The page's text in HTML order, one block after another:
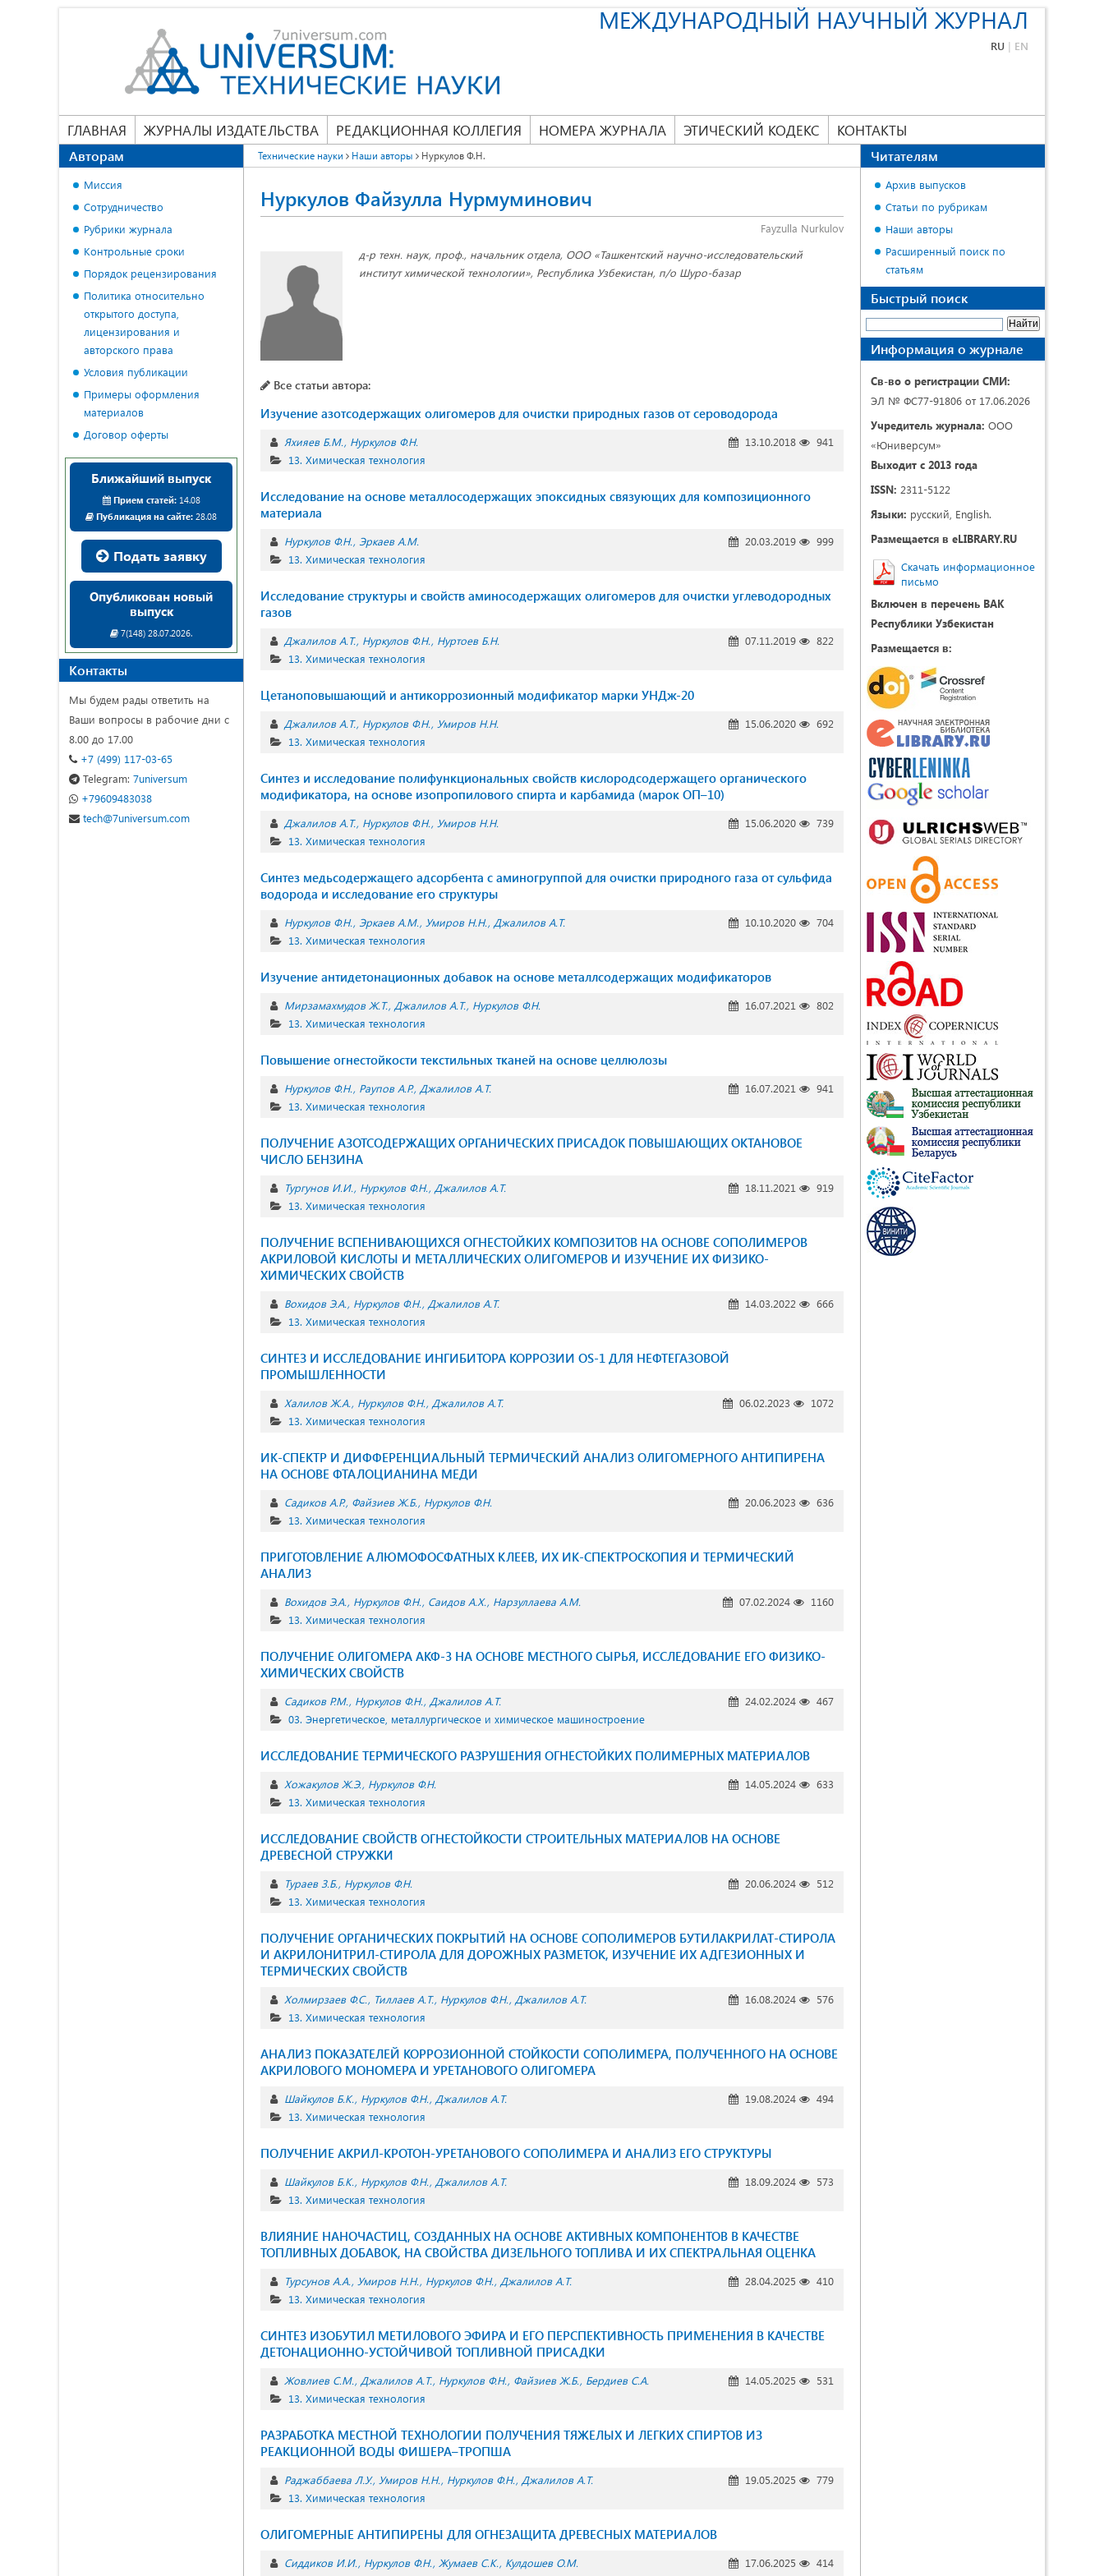
МЕЖДУНАРОДНЫЙ НАУЧНЫЙ ЖУРНАЛ
RU | EN
ГЛАВНАЯ ЖУРНАЛЫ ИЗДАТЕЛЬСТВА РЕДАКЦИОННАЯ КОЛЛЕГИЯ НОМЕРА ЖУРНАЛА ЭТИЧЕСКИЙ КОДЕКС КОНТАКТЫ
Технические науки Наши авторы Нуркулов Ф.Н.
Нуркулов Файзулла Нурмуминович
Fayzulla Nurkulov
д-р техн. наук, проф., начальник отдела, ООО «Ташкентский научно-исследовательский
институт химической технологии», Республика Узбекистан, п/о Шуро-базар
Все статьи автора:
Изучение азотсодержащих олигомеров для очистки природных газов от сероводорода
Яхияев Б.М. Нуркулов Ф.Н. 13.10.2018
941
13. Химическая технология
Исследование на основе металлосодержащих эпоксидных связующих для композиционного
материала
Нуркулов Ф.Н. Эркаев А.М. 20.03.2019
999
13. Химическая технология
Исследование структуры и свойств аминосодержащих олигомеров для очистки углеводородных
газов
Джалилов А.Т. Нуркулов Ф.Н. Нуртоев Б.Н. 07.11.2019
822
13. Химическая технология
Цетаноповышающий и антикоррозионный модификатор марки УНДж-20
Джалилов А.Т. Нуркулов Ф.Н. Умиров Н.Н. 15.06.2020
692
13. Химическая технология
Cинтез и исследование полифункциональных свойств кислородсодержащего органического
модификатора, на основе изопропилового спирта и карбамида (марок ОП–10)
Джалилов А.Т. Нуркулов Ф.Н. Умиров Н.Н. 15.06.2020
739
13. Химическая технология
Синтез медьсодержащего адсорбента с аминогруппой для очистки природного газа от сульфида
водорода и исследование его структуры
Нуркулов Ф.Н. Эркаев А.М. Умиров Н.Н. Джалилов А.Т. 10.10.2020
704
13. Химическая технология
Изучение антидетонационных добавок на основе металлсодержащих модификаторов
Мирзамахмудов Ж.Т. Джалилов А.Т. Нуркулов Ф.Н. 16.07.2021
802
13. Химическая технология
Повышение огнестойкости текстильных тканей на основе целлюлозы
Нуркулов Ф.Н. Раупов А.Р. Джалилов А.Т. 16.07.2021
941
13. Химическая технология
ПОЛУЧЕНИЕ АЗОТСОДЕРЖАЩИХ ОРГАНИЧЕСКИХ ПРИСАДОК ПОВЫШАЮЩИХ ОКТАНОВОЕ
ЧИСЛО БЕНЗИНА
Тургунов И.И. Нуркулов Ф.Н. Джалилов А.Т. 18.11.2021
919
13. Химическая технология
ПОЛУЧЕНИЕ ВСПЕНИВАЮЩИХСЯ ОГНЕСТОЙКИХ КОМПОЗИТОВ НА ОСНОВЕ СОПОЛИМЕРОВ
АКРИЛОВОЙ КИСЛОТЫ И МЕТАЛЛИЧЕСКИХ ОЛИГОМЕРОВ И ИЗУЧЕНИЕ ИХ ФИЗИКО-
ХИМИЧЕСКИХ СВОЙСТВ
Вохидов Э.А. Нуркулов Ф.Н. Джалилов А.Т. 14.03.2022
666
13. Химическая технология
CИНТЕЗ И ИССЛЕДОВАНИЕ ИНГИБИТОРА КОРРОЗИИ OS-1 ДЛЯ НЕФТЕГАЗОВОЙ
ПРОМЫШЛЕННОСТИ
Халилов Ж.А. Нуркулов Ф.Н. Джалилов А.Т. 06.02.2023
1072
13. Химическая технология
ИК-СПЕКТР И ДИФФЕРЕНЦИАЛЬНЫЙ ТЕРМИЧЕСКИЙ АНАЛИЗ ОЛИГОМЕРНОГО АНТИПИРЕНА
НА ОСНОВЕ ФТАЛОЦИАНИНА МЕДИ
Садиков А.Р. Файзиев Ж.Б. Нуркулов Ф.Н. 20.06.2023
636
13. Химическая технология
ПРИГОТОВЛЕНИЕ АЛЮМОФОСФАТНЫХ КЛЕЕВ, ИХ ИК-СПЕКТРОСКОПИЯ И ТЕРМИЧЕСКИЙ
АНАЛИЗ
Вохидов Э.А. Нуркулов Ф.Н. Саидов А.Х. Нарзуллаева А.М. 07.02.2024
1160
13. Химическая технология
ПОЛУЧЕНИЕ ОЛИГОМЕРА АКФ-3 НА ОСНОВЕ МЕСТНОГО СЫРЬЯ, ИССЛЕДОВАНИЕ ЕГО ФИЗИКО-
ХИМИЧЕСКИХ СВОЙСТВ
Садиков Р.М. Нуркулов Ф.Н. Джалилов А.Т. 24.02.2024
467
03. Энергетическое, металлургическое и химическое машиностроение
ИССЛЕДОВАНИЕ ТЕРМИЧЕСКОГО РАЗРУШЕНИЯ ОГНЕСТОЙКИХ ПОЛИМЕРНЫХ МАТЕРИАЛОВ
Хожакулов Ж.Э. Нуркулов Ф.Н. 14.05.2024
633
13. Химическая технология
ИССЛЕДОВАНИЕ СВОЙСТВ ОГНЕСТОЙКОСТИ СТРОИТЕЛЬНЫХ МАТЕРИАЛОВ НА ОСНОВЕ
ДРЕВЕСНОЙ СТРУЖКИ
Тураев З.Б. Нуркулов Ф.Н. 20.06.2024
512
13. Химическая технология
ПОЛУЧЕНИЕ ОРГАНИЧЕСКИХ ПОКРЫТИЙ НА ОСНОВЕ СОПОЛИМЕРОВ БУТИЛАКРИЛАТ-СТИРОЛА
И АКРИЛОНИТРИЛ-СТИРОЛА ДЛЯ ДОРОЖНЫХ РАЗМЕТОК, ИЗУЧЕНИЕ ИХ АДГЕЗИОННЫХ И
ТЕРМИЧЕСКИХ СВОЙСТВ
Холмирзаев Ф.С. Тиллаев А.Т. Нуркулов Ф.Н. Джалилов А.Т. 16.08.2024
576
13. Химическая технология
АНАЛИЗ ПОКАЗАТЕЛЕЙ КОРРОЗИОННОЙ СТОЙКОСТИ СОПОЛИМЕРА, ПОЛУЧЕННОГО НА ОСНОВЕ
АКРИЛОВОГО МОНОМЕРА И УРЕТАНОВОГО ОЛИГОМЕРА
Шайкулов Б.К. Нуркулов Ф.Н. Джалилов А.Т. 19.08.2024
494
13. Химическая технология
ПОЛУЧЕНИЕ АКРИЛ-КРОТОН-УРЕТАНОВОГО СОПОЛИМЕРА И АНАЛИЗ ЕГО СТРУКТУРЫ
Шайкулов Б.К. Нуркулов Ф.Н. Джалилов А.Т. 18.09.2024
573
13. Химическая технология
ВЛИЯНИЕ НАНОЧАСТИЦ, СОЗДАННЫХ НА ОСНОВЕ АКТИВНЫХ КОМПОНЕНТОВ В КАЧЕСТВЕ
ТОПЛИВНЫХ ДОБАВОК, НА СВОЙСТВА ДИЗЕЛЬНОГО ТОПЛИВА И ИХ СПЕКТРАЛЬНАЯ ОЦЕНКА
Турсунов А.А. Умиров Н.Н. Нуркулов Ф.Н. Джалилов А.Т. 28.04.2025
410
13. Химическая технология
СИНТЕЗ ИЗОБУТИЛ МЕТИЛОВОГО ЭФИРА И ЕГО ПЕРСПЕКТИВНОСТЬ ПРИМЕНЕНИЯ В КАЧЕСТВЕ
ДЕТОНАЦИОННО-УСТОЙЧИВОЙ ТОПЛИВНОЙ ПРИСАДКИ
Жовлиев С.М. Джалилов А.Т. Нуркулов Ф.Н. Файзиев Ж.Б. Бердиев С.А. 14.05.2025
531
13. Химическая технология
РАЗРАБОТКА МЕСТНОЙ ТЕХНОЛОГИИ ПОЛУЧЕНИЯ ТЯЖЕЛЫХ И ЛЕГКИХ СПИРТОВ ИЗ
РЕАКЦИОННОЙ ВОДЫ ФИШЕРА–ТРОПША
Раджаббаева Л.У. Умиров Н.Н. Нуркулов Ф.Н. Джалилов А.Т. 19.05.2025
779
13. Химическая технология
ОЛИГОМЕРНЫЕ АНТИПИРЕНЫ ДЛЯ ОГНЕЗАЩИТА ДРЕВЕСНЫХ МАТЕРИАЛОВ
Сиддиков И.И. Нуркулов Ф.Н. Жумаев С.К. Кулдошев О.М. 17.06.2025
414
Авторам
Миссия
Сотрудничество
Рубрики журнала
Контрольные сроки
Порядок рецензирования
Политика относительно
открытого доступа,
лицензирования и
авторского права
Условия публикации
Примеры оформления
материалов
Договор оферты
Ближайший выпуск
Прием статей:14.08
Публикация на сайте: 28.08
Подать заявку
Опубликован новый
выпуск
7(148) 28.07.2026.
Контакты
Мы будем рады ответить на
Ваши вопросы в рабочие дни с
8.00 до 17.00
+7 (499) 117-03-65
Telegram: 7universum
+79609483038
tech@7universum.com
Читателям
Архив выпусков
Статьи по рубрикам
Наши авторы
Расширенный поиск по
статьям
Быстрый поиск
Информация о журнале
Св-во о регистрации СМИ:
ЭЛ № ФС77-91806 от 17.06.2026
Учредитель журнала: ООО
«Юниверсум»
Выходит с 2013 года
ISSN: 2311-5122
Языки: русский, English.
Размещается в eLIBRARY.RU
Скачать информационное
письмо
Включен в перечень ВАК
Республики Узбекистан
Размещается в: